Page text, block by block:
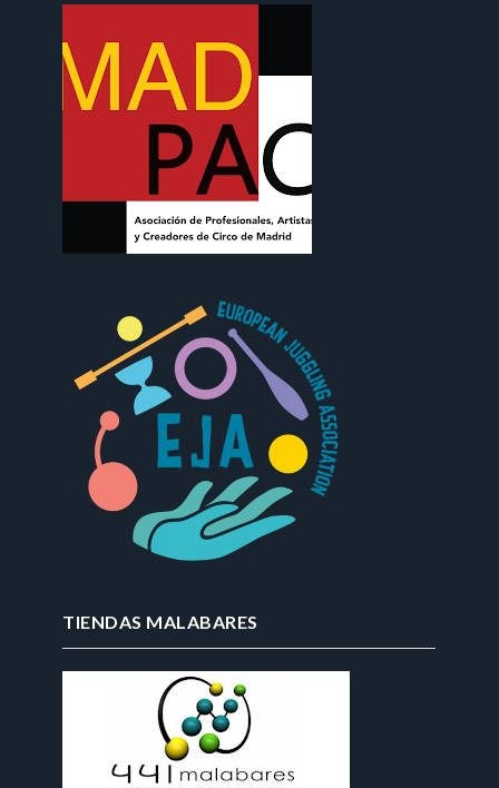
TIENDAS MALABARES